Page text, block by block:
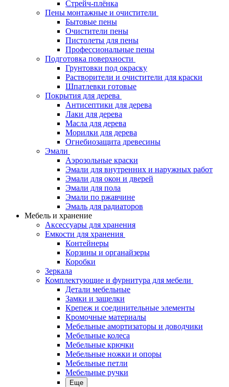
Стрейч-плёнка
Пены монтажные и очистители
Бытовые пены
Очистители пены
Пистолеты для пены
Профессиональные пены
Подготовка поверхности
Грунтовки под окраску
Растворители и очистители для краски
Шпатлевки готовые
Покрытия для дерева
Антисептики для дерева
Лаки для дерева
Масла для дерева
Морилки для дерева
Огнебиозащита древесины
Эмали
Аэрозольные краски
Эмали для внутренних и наружных работ
Эмали для окон и дверей
Эмали для пола
Эмали по ржавчине
Эмаль для радиаторов
Мебель и хранение
Аксессуары для хранения
Емкости для хранения
Контейнеры
Корзины и органайзеры
Коробки
Зеркала
Комплектующие и фурнитура для мебели
Детали мебельные
Замки и защелки
Крепеж и соединительные элементы
Кромочные материалы
Мебельные амортизаторы и доводчики
Мебельные колеса
Мебельные крючки
Мебельные ножки и опоры
Мебельные петли
Мебельные ручки
Еще